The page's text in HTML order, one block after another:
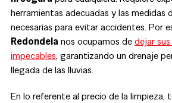
herramientas adecuadas y las medidas
necesarias para evitar accidentes. Por
Redondela nos ocupamos dedejar
impecables, garantizando un drenaje
llegada de las lluvias.
En lo referente al precio de la limpieza,